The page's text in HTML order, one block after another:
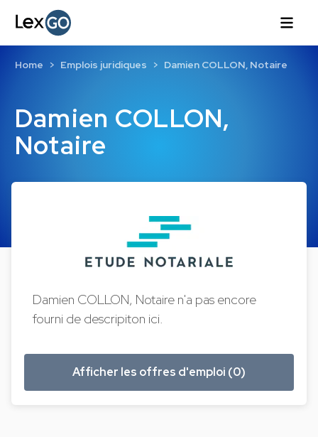
Damien COLLON,
Notaire
Home Emplois juridiques Damien COLLON, Notaire
Damien COLLON, Notaire n'a pas encore
fourni de descripiton ici.
Afficher les offres d'emploi (0)